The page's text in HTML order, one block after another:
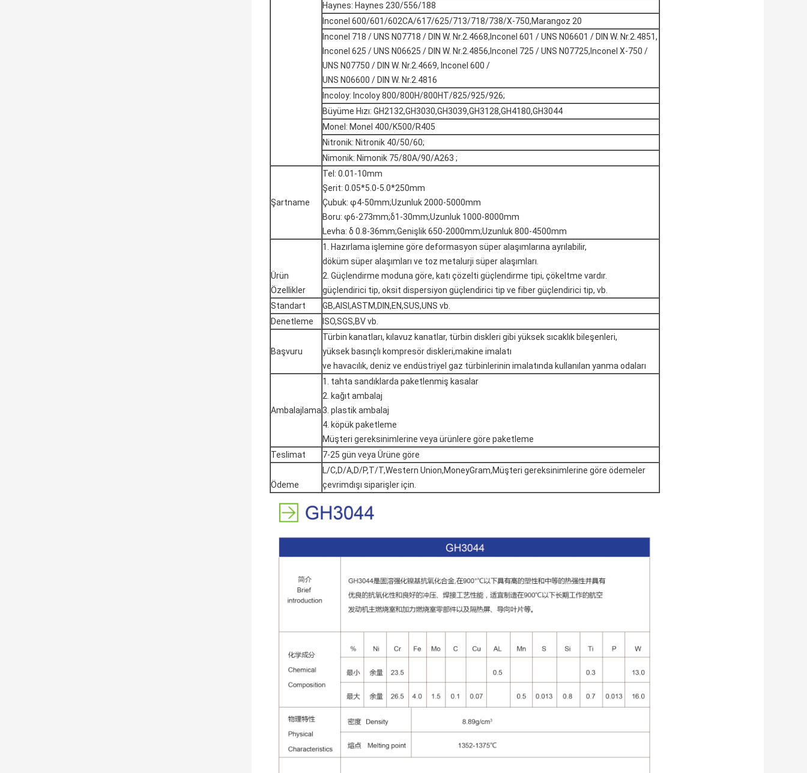
Haynes: Haynes 230/556/188
Inconel 600/601/602CA/617/625/713/718/738/X-750,Marangoz 20
Inconel 718 / UNS N07718 / DIN W. Nr.2.4668,Inconel 601 / UNS N06601 / DIN W. Nr.2.4851,
Inconel 625 / UNS N06625 / DIN W. Nr.2.4856,Inconel 725 / UNS N07725,Inconel X-750 /
UNS N07750 / DIN W. Nr.2.4669, Inconel 600 /
UNS N06600 / DIN W. Nr.2.4816
Incoloy: Incoloy 800/800H/800HT/825/925/926;
Büyüme Hızı: GH2132,GH3030,GH3039,GH3128,GH4180,GH3044
Monel: Monel 400/K500/R405
Nitronik: Nitronik 40/50/60;
Nimonik: Nimonik 75/80A/90/A263 ;
Şartname
Tel: 0.01-10mm
Şerit: 0.05*5.0-5.0*250mm
Çubuk: φ4-50mm;Uzunluk 2000-5000mm
Boru: φ6-273mm;δ1-30mm;Uzunluk 1000-8000mm
Levha: δ 0.8-36mm;Genişlik 650-2000mm;Uzunluk 800-4500mm
Ürün
Özellikler
1. Hazırlama işlemine göre deformasyon süper alaşımlarına ayrılabilir,
döküm süper alaşımları ve toz metalurji süper alaşımları.
2. Güçlendirme moduna göre, katı çözelti güçlendirme tipi, çökeltme vardır.
güçlendirici tip, oksit dispersiyon güçlendirici tip ve fiber güçlendirici tip, vb.
Standart
GB,AISI,ASTM,DIN,EN,SUS,UNS vb.
Denetleme
ISO,SGS,BV vb.
Başvuru
Türbin kanatları, kılavuz kanatlar, türbin diskleri gibi yüksek sıcaklık bileşenleri,
yüksek basınçlı kompresör diskleri,makine imalatı
ve havacılık, deniz ve endüstriyel gaz türbinlerinin imalatında kullanılan yanma odaları
Ambalajlama
1. tahta sandıklarda paketlenmiş kasalar
2. kağıt ambalaj
3. plastik ambalaj
4. köpük paketleme
Müşteri gereksinimlerine veya ürünlere göre paketleme
Teslimat
7-25 gün veya Ürüne göre
Ödeme
L/C,D/A,D/P,T/T,Western Union,MoneyGram,Müşteri gereksinimlerine göre ödemeler
çevrimdışı siparişler için.